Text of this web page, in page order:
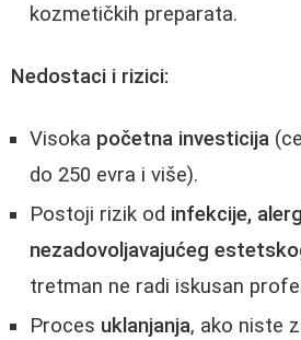
kozmetičkih preparata.
Nedostaci i rizici:
Visoka početna investicija
do 250 evra i više).
Postoji rizik od infekcije,
nezadovoljavajućeg
tretman ne radi iskusan
Proces uklanjanja, ako niste